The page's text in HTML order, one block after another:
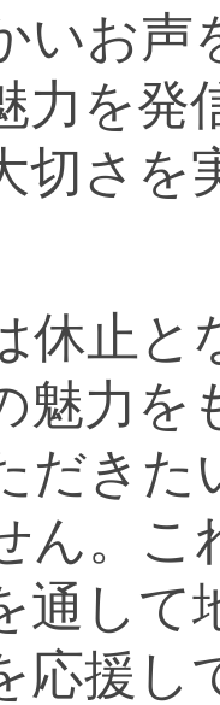
いお声
力を発
切さを
休止と
魅力を
だきた
ん。こ
通して
応援し